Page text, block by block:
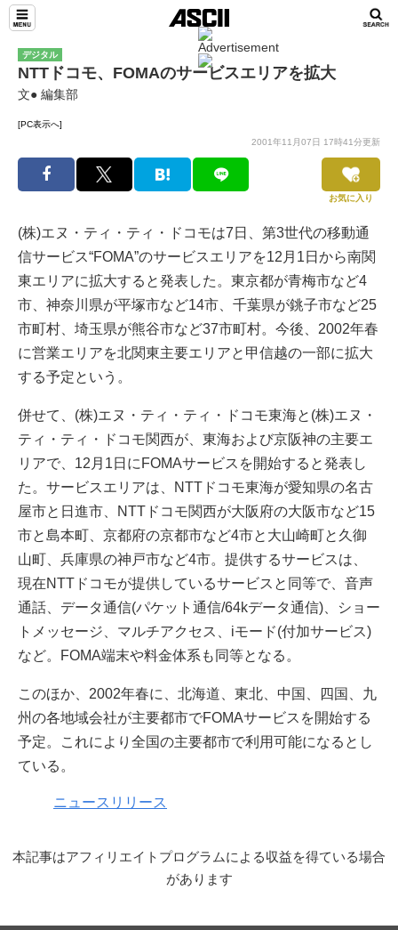
デジタル
NTTドコモ、FOMAのサービスエリアを拡大
文● 編集部
[PC表示へ]
2001年11月07日 17時41分更新
お気に入り
(株)エヌ・ティ・ティ・ドコモは7日、第3世代の移動通
信サービス“FOMA”のサービスエリアを12月1日から南関
東エリアに拡大すると発表した。東京都が青梅市など4
市、神奈川県が平塚市など14市、千葉県が銚子市など25
市町村、埼玉県が熊谷市など37市町村。今後、2002年春
に営業エリアを北関東主要エリアと甲信越の一部に拡大
する予定という。
併せて、(株)エヌ・ティ・ティ・ドコモ東海と(株)エヌ・
ティ・ティ・ドコモ関西が、東海および京阪神の主要エ
リアで、12月1日にFOMAサービスを開始すると発表し
た。サービスエリアは、NTTドコモ東海が愛知県の名古
屋市と日進市、NTTドコモ関西が大阪府の大阪市など15
市と島本町、京都府の京都市など4市と大山崎町と久御
山町、兵庫県の神戸市など4市。提供するサービスは、
現在NTTドコモが提供しているサービスと同等で、音声
通話、データ通信(パケット通信/64kデータ通信)、ショー
トメッセージ、マルチアクセス、iモード(付加サービス)
など。FOMA端末や料金体系も同等となる。
このほか、2002年春に、北海道、東北、中国、四国、九
州の各地域会社が主要都市でFOMAサービスを開始する
予定。これにより全国の主要都市で利用可能になるとし
ている。
ニュースリリース
本記事はアフィリエイトプログラムによる収益を得ている場合
があります